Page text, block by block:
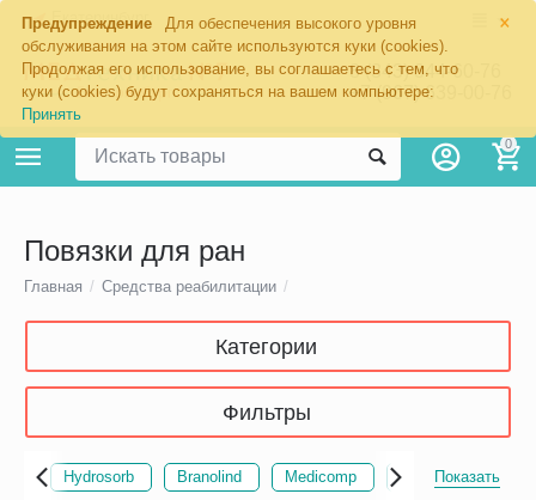
×
Предупреждение
Для обеспечения высокого уровня
обслуживания на этом сайте используются куки (cookies).
Продолжая его использование, вы соглашаетесь с тем, что
куки (cookies) будут сохраняться на вашем компьютере:
Принять
Екатеринбург
8 (343) 344-60-76
+7 (967) 639-00-76
0
Повязки для ран
Главная / Средства реабилитации /
Категории
Фильтры
Hydrosorb Branolind Medicomp Sterilux ES
Показать